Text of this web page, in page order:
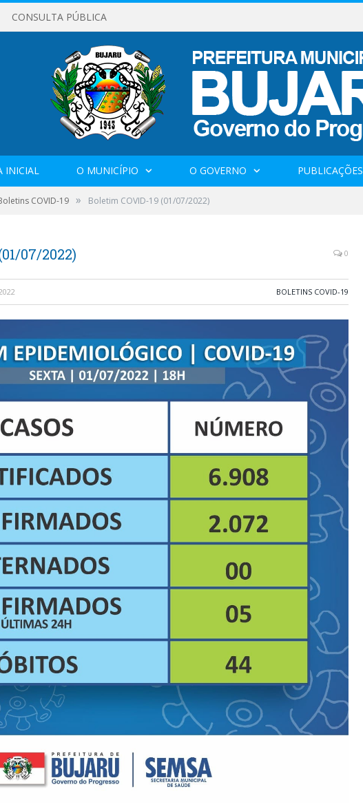
CONSULTA PÚBLICA
INICIAL O MUNICÍPIO O GOVERNO PUBLICAÇÕES
COVID-19 » Boletim COVID-19 (01/07/2022)
07/2022) 0
BOLETINS COVID-19